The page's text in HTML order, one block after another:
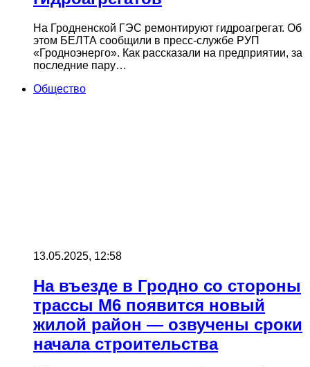
На Гродненской ГЭС ремонтируют гидроагрегат. Об
этом БЕЛТА сообщили в пресс-службе РУП
«Гродноэнерго». Как рассказали на предприятии, за
последние пару…
Общество
13.05.2025, 12:58
На въезде в Гродно со стороны
трассы М6 появится новый
жилой район — озвучены сроки
начала строительства